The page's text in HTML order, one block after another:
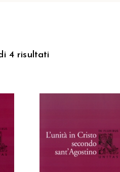
4 risultati